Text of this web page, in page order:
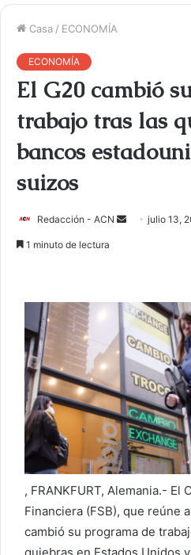
Casa / ECONOMÍA
ECONOMÍA
El G20 cambió
trabajo tras las
bancos
suizos
Redacción - ACN
r
u
c
o
r
r
e
o
e
julio 13,
1 minuto de lectura
, FRANKFURT, Alemania.- El
Financiera (FSB), que reúne
cambió su programa de